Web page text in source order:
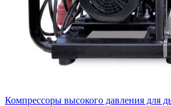
Компрессоры высокого давления для